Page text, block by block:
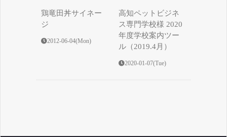
鶏竜田丼サイネー
ジ
2012-06-04(Mon)
高知ペットビジネ
ス専門学校様 2020
年度学校案内ツー
ル（2019.4月）
2020-01-07(Tue)